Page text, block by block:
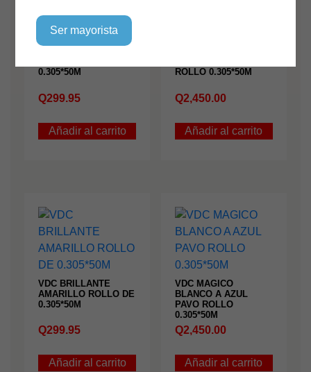
0.305*50M
Q299.95
Añadir al carrito
ROLLO 0.305*50M
Q2,450.00
Añadir al carrito
VDC BRILLANTE
AMARILLO ROLLO DE
0.305*50M
Q299.95
Añadir al carrito
VDC MAGICO
BLANCO A AZUL
PAVO ROLLO
0.305*50M
Q2,450.00
Añadir al carrito
Ser mayorista